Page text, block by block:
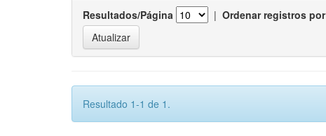
Resultados/Página | Ordenar registros por
Resultado 1-1 de 1.